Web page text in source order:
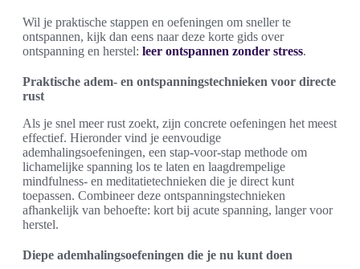
Wil je praktische stappen en oefeningen om sneller te
ontspannen, kijk dan eens naar deze korte gids over
ontspanning en herstel: leer ontspannen zonder stress.
Praktische adem- en ontspanningstechnieken voor directe
rust
Als je snel meer rust zoekt, zijn concrete oefeningen het meest
effectief. Hieronder vind je eenvoudige
ademhalingsoefeningen, een stap-voor-stap methode om
lichamelijke spanning los te laten en laagdrempelige
mindfulness- en meditatietechnieken die je direct kunt
toepassen. Combineer deze ontspanningstechnieken
afhankelijk van behoefte: kort bij acute spanning, langer voor
herstel.
Diepe ademhalingsoefeningen die je nu kunt doen